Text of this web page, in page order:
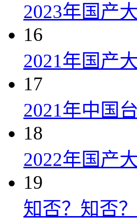
2023年国产
16
2021年国产
17
2021年中国
18
2022年国产
19
知否？知否